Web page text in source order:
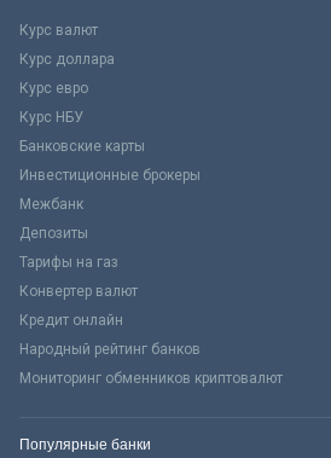
Курс валют
Курс доллара
Курс евро
Курс НБУ
Банковские карты
Инвестиционные брокеры
Межбанк
Депозиты
Тарифы на газ
Конвертер валют
Кредит онлайн
Народный рейтинг банков
Мониторинг обменников криптовалют
Популярные банки